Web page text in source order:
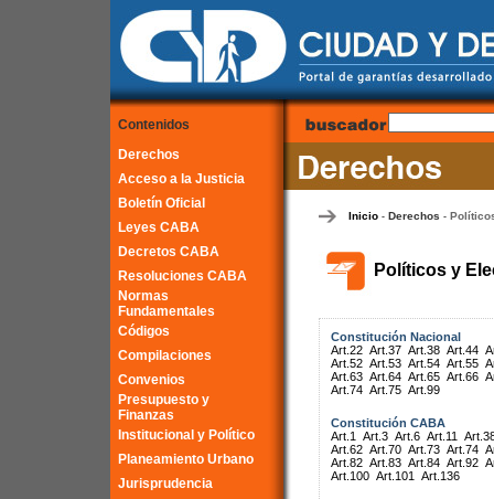
Contenidos
Derechos
Acceso a la Justicia
Boletín Oficial
Leyes CABA
Decretos CABA
Resoluciones CABA
Normas
Fundamentales
Códigos
Compilaciones
Convenios
Presupuesto y
Finanzas
Institucional y Político
Planeamiento Urbano
Jurisprudencia
Inicio- Derechos -
Políticos y
Constitución Nacional
Art.22 Art.37 Art.38 Art.44
Art.52 Art.53 Art.54 Art.55
Art.63 Art.64 Art.65 Art.66
Art.74 Art.75 Art.99
Constitución CABA
Art.1
Art.3 Art.6 Art.11
Art.62 Art.70 Art.73 Art.74
Art.82 Art.83 Art.84 Art.92
Art.100 Art.101 Art.136